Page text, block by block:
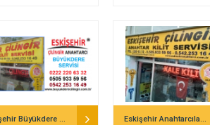
Eskişehir Büyükdere Mahallesi Çilingir Eskişehir Anahtarcılar Çilingirler